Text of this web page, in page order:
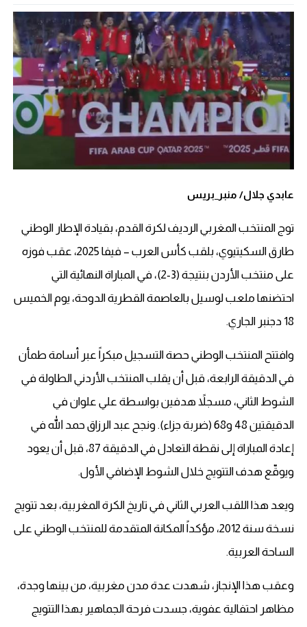
عابدي جلال/ منبر_بريس
توج المنتخب المغربي الرديف لكرة القدم، بقيادة الإطار الوطني
طارق السكيتيوي، بلقب كأس العرب – فيفا 2025، عقب فوزه
على منتخب الأردن بنتيجة (3-2)، في المباراة النهائية التي
احتضنها ملعب لوسيل بالعاصمة القطرية الدوحة، يوم الخميس
18 دجنبر الجاري.
وافتتح المنتخب الوطني حصة التسجيل مبكراً عبر أسامة طمأن
في الدقيقة الرابعة، قبل أن يقلب المنتخب الأردني الطاولة في
الشوط الثاني، مسجلاً هدفين بواسطة علي علوان في
الدقيقتين 48 و68 (ضربة جزاء). ونجح عبد الرزاق حمد الله في
إعادة المباراة إلى نقطة التعادل في الدقيقة 87، قبل أن يعود
ويوقّع هدف التتويج خلال الشوط الإضافي الأول.
ويعد هذا اللقب العربي الثاني في تاريخ الكرة المغربية، بعد تتويج
نسخة سنة 2012، مؤكداً المكانة المتقدمة للمنتخب الوطني على
الساحة العربية.
وعقب هذا الإنجاز، شهدت عدة مدن مغربية، من بينها وجدة،
مظاهر احتفالية عفوية، جسدت فرحة الجماهير بهذا التتويج